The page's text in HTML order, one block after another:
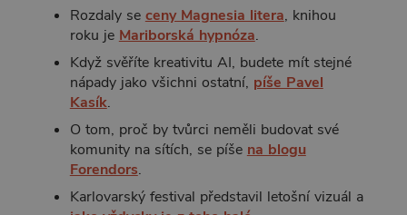
Rozdaly se ceny Magnesia litera, knihou
roku je Mariborská hypnóza.
Když svěříte kreativitu AI, budete mít stejné
nápady jako všichni ostatní, píše Pavel
Kasík.
O tom, proč by tvůrci neměli budovat své
komunity na sítích, se píše na blogu
Forendors.
Karlovarský festival představil letošní vizuál a